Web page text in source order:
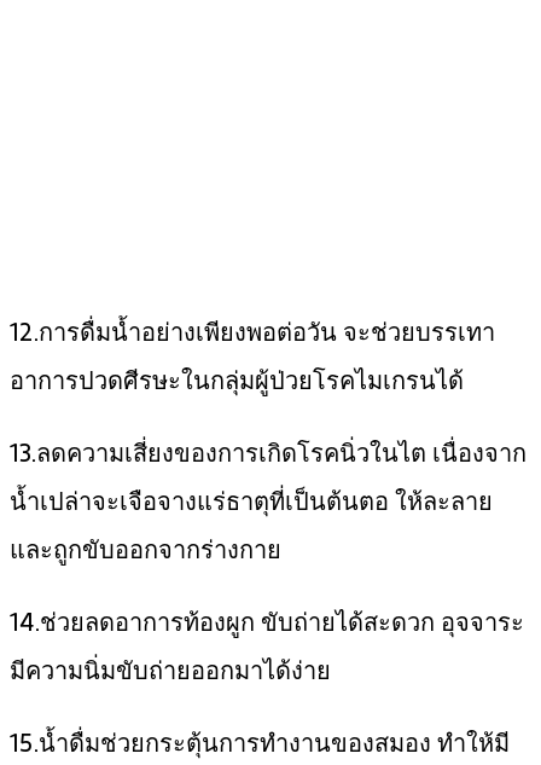
12.การดื่มน้ำอย่างเพียงพอต่อวัน จะช่วยบรรเทา
อาการปวดศีรษะในกลุ่มผู้ป่วยโรคไมเกรนได้
13.ลดความเสี่ยงของการเกิดโรคนิ่วในไต เนื่องจาก
น้ำเปล่าจะเจือจางแร่ธาตุที่เป็นต้นตอ ให้ละลาย
และถูกขับออกจากร่างกาย
14.ช่วยลดอาการท้องผูก ขับถ่ายได้สะดวก อุจจาระ
มีความนิ่มขับถ่ายออกมาได้ง่าย
15.น้ำดื่มช่วยกระตุ้นการทำงานของสมอง ทำให้มี